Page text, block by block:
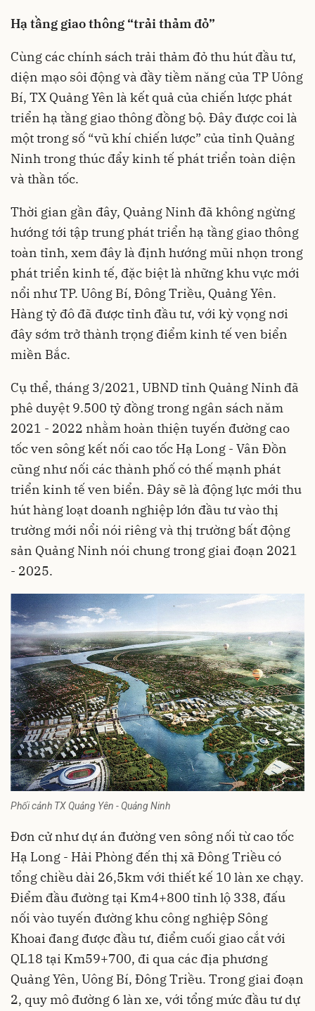
Hạ tầng giao thông “trải thảm đỏ”
Cùng các chính sách trải thảm đỏ thu hút đầu tư,
diện mạo sôi động và đầy tiềm năng của TP Uông
Bí, TX Quảng Yên là kết quả của chiến lược phát
triển hạ tầng giao thông đồng bộ. Đây được coi là
một trong số “vũ khí chiến lược” của tỉnh Quảng
Ninh trong thúc đẩy kinh tế phát triển toàn diện
và thần tốc.
Thời gian gần đây, Quảng Ninh đã không ngừng
hướng tới tập trung phát triển hạ tầng giao thông
toàn tỉnh, xem đây là định hướng mũi nhọn trong
phát triển kinh tế, đặc biệt là những khu vực mới
nổi như TP. Uông Bí, Đông Triều, Quảng Yên.
Hàng tỷ đô đã được tỉnh đầu tư, với kỳ vọng nơi
đây sớm trở thành trọng điểm kinh tế ven biển
miền Bắc.
Cụ thể, tháng 3/2021, UBND tỉnh Quảng Ninh đã
phê duyệt 9.500 tỷ đồng trong ngân sách năm
2021 - 2022 nhằm hoàn thiện tuyến đường cao
tốc ven sông kết nối cao tốc Hạ Long - Vân Đồn
cũng như nối các thành phố có thế mạnh phát
triển kinh tế ven biển. Đây sẽ là động lực mới thu
hút hàng loạt doanh nghiệp lớn đầu tư vào thị
trường mới nổi nói riêng và thị trường bất động
sản Quảng Ninh nói chung trong giai đoạn 2021
- 2025.
Phối cảnh TX Quảng Yên - Quảng Ninh
Đơn cử như dự án đường ven sông nối từ cao tốc
Hạ Long - Hải Phòng đến thị xã Đông Triều có
tổng chiều dài 26,5km với thiết kế 10 làn xe chạy.
Điểm đầu đường tại Km4+800 tỉnh lộ 338, đấu
nối vào tuyến đường khu công nghiệp Sông
Khoai đang được đầu tư, điểm cuối giao cắt với
QL18 tại Km59+700, đi qua các địa phương
Quảng Yên, Uông Bí, Đông Triều. Trong giai đoạn
2, quy mô đường 6 làn xe, với tổng mức đầu tư dự